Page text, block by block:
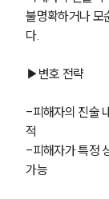
불명확하거나 모
다.
▶변호 전략
-피해자의 진술
적
-피해자가 특정
가능